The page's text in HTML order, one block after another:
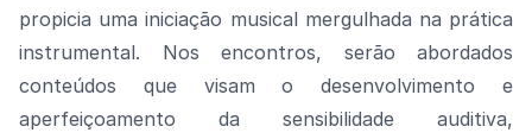
propicia uma iniciação musical mergulhada na prática
instrumental. Nos encontros, serão abordados
conteúdos que visam o desenvolvimento e
aperfeiçoamento da sensibilidade auditiva,